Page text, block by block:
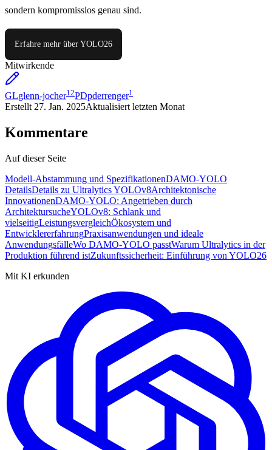
sondern kompromisslos genau sind.
Erfahre mehr über YOLO26
Mitwirkende
GLglenn-jocher12PDpderrenger1
Erstellt 27. Jan. 2025Aktualisiert letzten Monat
Kommentare
Auf dieser Seite
Modell-Abstammung und SpezifikationenDAMO-YOLO
DetailsDetails zu Ultralytics YOLOv8Architektonische
InnovationenDAMO-YOLO: Angetrieben durch
ArchitektursucheYOLOv8: Schlank und
vielseitigLeistungsvergleichÖkosystem und
EntwicklererfahrungPraxisanwendungen und ideale
AnwendungsfälleWo DAMO-YOLO passtWarum Ultralytics in der
Produktion führend istZukunftssicherheit: Einführung von YOLO26
Mit KI erkunden